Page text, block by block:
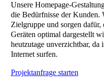
Unsere Homepage-
die Bedürfnisse der Kunden.
Zielgruppe und sorgen dafür,
Geräten optimal dargestellt
heutzutage unverzichtbar,
Internet surfen.
Projektanfrage starten